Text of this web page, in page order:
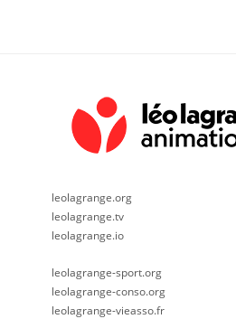
leolagrange.org
leolagrange.tv
leolagrange.io
leolagrange-sport.org
leolagrange-conso.org
leolagrange-vieasso.fr